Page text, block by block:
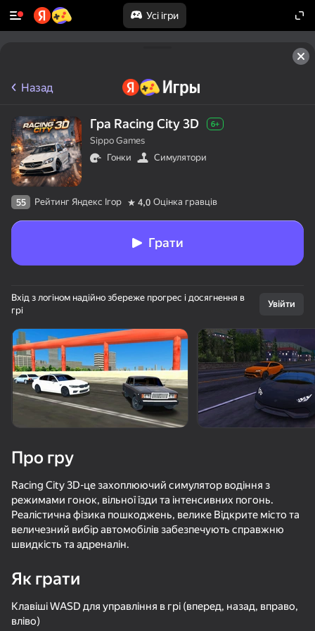
Усі ігри
Поверніть пристрій
Гра працює тільки в горизонтальній
орієнтації
77
64
Назад
Гра Racing City 3D 6+
Sippo Games
Гонки
Симулятори
55 Рейтинг Яндекс Ігор 4,0 Оцінка гравців
Грати
Вхід з логіном надійно збереже прогрес і досягнення в
грі
Увійти
Про гру
Racing City 3D-це захоплюючий симулятор водіння з
режимами гонок, вільної їзди та інтенсивних погонь.
Реалістична фізика пошкоджень, велике Відкрите місто та
величезний вибір автомобілів забезпечують справжню
швидкість та адреналін.
Як грати
Клавіші WASD для управління в грі (вперед, назад, вправо,
вліво)